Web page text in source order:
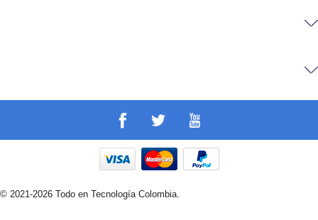
© 2021-2026 Todo en Tecnología Colombia.